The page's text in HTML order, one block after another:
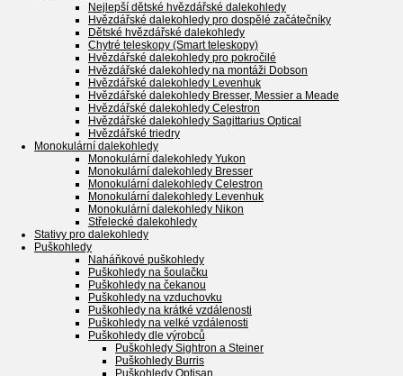
Nejlepší dětské hvězdářské dalekohledy
Hvězdářské dalekohledy pro dospělé začátečníky
Dětské hvězdářské dalekohledy
Chytré teleskopy (Smart teleskopy)
Hvězdářské dalekohledy pro pokročilé
Hvězdářské dalekohledy na montáži Dobson
Hvězdářské dalekohledy Levenhuk
Hvězdářské dalekohledy Bresser, Messier a Meade
Hvězdářské dalekohledy Celestron
Hvězdářské dalekohledy Sagittarius Optical
Hvězdářské triedry
Monokulární dalekohledy
Monokulární dalekohledy Yukon
Monokulární dalekohledy Bresser
Monokulární dalekohledy Celestron
Monokulární dalekohledy Levenhuk
Monokulární dalekohledy Nikon
Střelecké dalekohledy
Stativy pro dalekohledy
Puškohledy
Naháňkové puškohledy
Puškohledy na šoulačku
Puškohledy na čekanou
Puškohledy na vzduchovku
Puškohledy na krátké vzdálenosti
Puškohledy na velké vzdálenosti
Puškohledy dle výrobců
Puškohledy Sightron a Steiner
Puškohledy Burris
Puškohledy Optisan